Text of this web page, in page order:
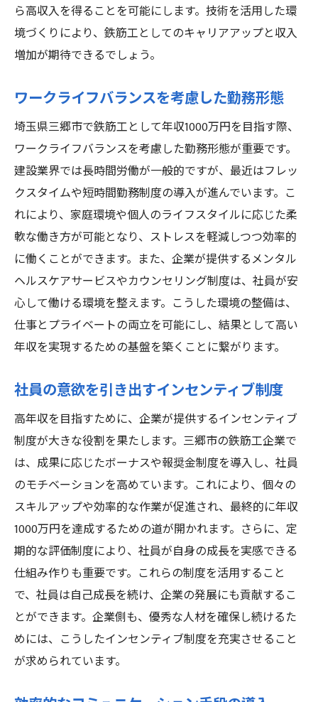
ら高収入を得ることを可能にします。技術を活用した環
境づくりにより、鉄筋工としてのキャリアアップと収入
増加が期待できるでしょう。
ワークライフバランスを考慮した勤務形態
埼玉県三郷市で鉄筋工として年収1000万円を目指す際、
ワークライフバランスを考慮した勤務形態が重要です。
建設業界では長時間労働が一般的ですが、最近はフレッ
クスタイムや短時間勤務制度の導入が進んでいます。こ
れにより、家庭環境や個人のライフスタイルに応じた柔
軟な働き方が可能となり、ストレスを軽減しつつ効率的
に働くことができます。また、企業が提供するメンタル
ヘルスケアサービスやカウンセリング制度は、社員が安
心して働ける環境を整えます。こうした環境の整備は、
仕事とプライベートの両立を可能にし、結果として高い
年収を実現するための基盤を築くことに繋がります。
社員の意欲を引き出すインセンティブ制度
高年収を目指すために、企業が提供するインセンティブ
制度が大きな役割を果たします。三郷市の鉄筋工企業で
は、成果に応じたボーナスや報奨金制度を導入し、社員
のモチベーションを高めています。これにより、個々の
スキルアップや効率的な作業が促進され、最終的に年収
1000万円を達成するための道が開かれます。さらに、定
期的な評価制度により、社員が自身の成長を実感できる
仕組み作りも重要です。これらの制度を活用すること
で、社員は自己成長を続け、企業の発展にも貢献するこ
とができます。企業側も、優秀な人材を確保し続けるた
めには、こうしたインセンティブ制度を充実させること
が求められています。